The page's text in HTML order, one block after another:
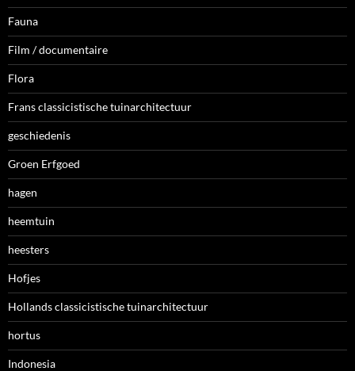
Fauna
Film / documentaire
Flora
Frans classicistische tuinarchitectuur
geschiedenis
Groen Erfgoed
hagen
heemtuin
heesters
Hofjes
Hollands classicistische tuinarchitectuur
hortus
Indonesia